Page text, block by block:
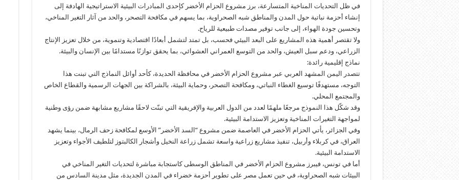
في ظل التحديات المناخية المتسارعة، برز مشروع الحزام الأخضر كإحدى المبادرات البيئية الاستراتيجية الهادفة إلى
إنشاء أحزمة نباتية حول المدن والمناطق شبه الصحراوية، بما يسهم في مكافحة التصحر، والحد من آثار التغير المناخي،
وتحسين جودة الهواء، إلى جانب توفير مصدات طبيعية للرياح.
ولا تقتصر أهمية هذه المشاريع على البعد البيئي فحسب، بل تمتد لتشمل أبعادًا اقتصادية وتنموية، من خلال تعزيز الإنتاج
الزراعي، ودعم سبل العيش، والحد من التوسع العمراني العشوائي، بما يحقق توازنًا مستدامًا بين الإنسان والبيئة.
نماذج إقليمية رائدة:
تتصدر اليمن المشهد العربي عبر مشروع الحزام الأخضر في محافظة الحديدة، كأحد أوائل النماذج التي تبنت هذا
التوجه، مستهدفًا توسيع الغطاء النباتي، ومكافحة التصحر، وحماية البيئة، بالشراكة بين الجهات الرسمية والقطاع الخاص
والمجتمع المحلي.
وقد شكّل هذا النموذج مرجعًا ملهمًا لعدد من الدول العربية والإفريقية التي تبنّت لاحقًا مشاريع مشابهة ضمن رؤى وطنية
لمواجهة التغيرات المناخية وتعزيز الاستدامة البيئية.
وفي الجزائر، يأتي الحزام الأخضر في العاصمة ضمن مشروع “السد الأخضر” الأوسع لمكافحة زحف الرمال، بينما يشهد
العراق، في كربلاء وأربيل، تنفيذ مشاريع زراعية واسعة تشمل زراعة النخيل وأشجار الكالبتوز لتلطيف الأجواء وتعزيز
الاستدامة البيئية.
أما في تونس، فيبرز مشروع الحزام الأخضر في المناطق الوسطى كاستجابة مباشرة لتحديات التغير المناخي في
البيئات شبه الصحراوية، في حين تعمل مصر على تطوير أحزمة خضراء في المدن الجديدة، مثل مدينة السادس من